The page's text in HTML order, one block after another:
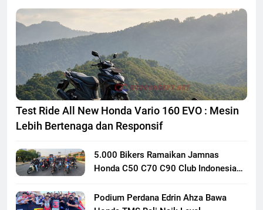
Test Ride All New Honda Vario 160 EVO : Mesin
Lebih Bertenaga dan Responsif
5.000 Bikers Ramaikan Jamnas
Honda C50 C70 C90 Club Indonesia
Persaudaraan Pecinta Motor Klasik
Podium Perdana Edrin Ahza Bawa